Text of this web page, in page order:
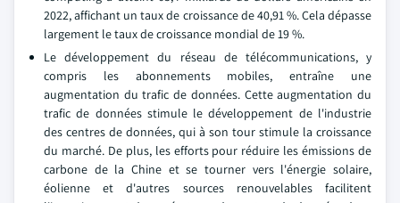
2022, affichant un taux de croissance de 40,91 %. Cela dépasse
largement le taux de croissance mondial de 19 %.
Le développement du réseau de télécommunications, y
compris les abonnements mobiles, entraîne une
augmentation du trafic de données. Cette augmentation du
trafic de données stimule le développement de l'industrie
des centres de données, qui à son tour stimule la croissance
du marché. De plus, les efforts pour réduire les émissions de
carbone de la Chine et se tourner vers l'énergie solaire,
éolienne et d'autres sources renouvelables facilitent